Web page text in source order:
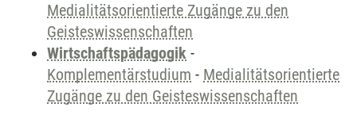
Medialitätsorientierte Zugänge zu den
Geisteswissenschaften
Wirtschaftspädagogik -
Komplementärstudium - Medialitätsorientierte
Zugänge zu den Geisteswissenschaften